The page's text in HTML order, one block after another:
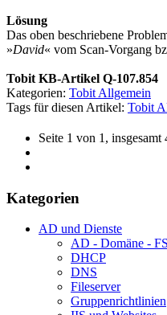
Lösung
Das oben beschriebene
»David« vom Scan-Vorgang
Tobit KB-Artikel Q-107.854
Kategorien: Tobit Allgemein
Tags für diesen Artikel: Tobit
Seite 1 von 1, insgesamt
Kategorien
AD und Dienste
AD - Domäne -
DHCP
DNS
Fileserver
Gruppenrichtlinien